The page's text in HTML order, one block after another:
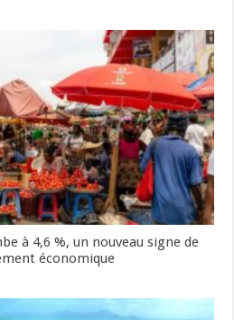
à 4,6 %, un nouveau signe de
économique